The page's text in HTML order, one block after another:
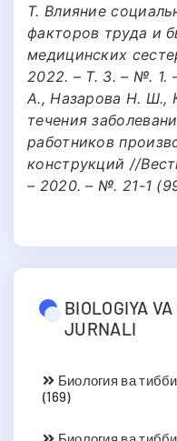
Т. Влияние
факторов труда и
медицинских
2022. – Т. 3. – №. 1.
А., Назарова Н. Ш.,
течения
работников
конструкций //
– 2020. – №. 21-1
BIOLOGIYA
JURNALI
Биология ва
(169)